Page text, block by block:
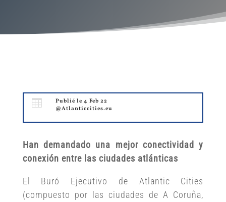

Publié le 4 Feb 22
@Atlanticcities.eu
Han demandado una mejor conectividad y
conexión entre las ciudades atlánticas
El Buró Ejecutivo de Atlantic Cities
(compuesto por las ciudades de A Coruña,